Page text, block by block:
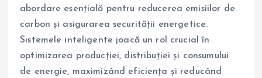
abordare esențială pentru reducerea emisiilor de
carbon și asigurarea securității energetice.
Sistemele inteligente joacă un rol crucial în
optimizarea producției, distribuției și consumului
de energie, maximizând eficiența și reducând